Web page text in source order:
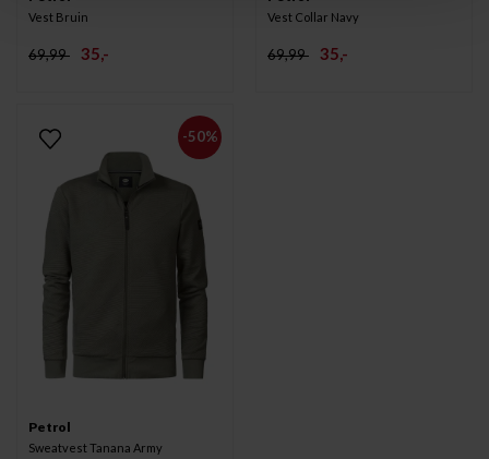
Vest Bruin
69,99 35,-
Vest Collar Navy
69,99 35,-
-50%
Petrol
Sweatvest Tanana Army